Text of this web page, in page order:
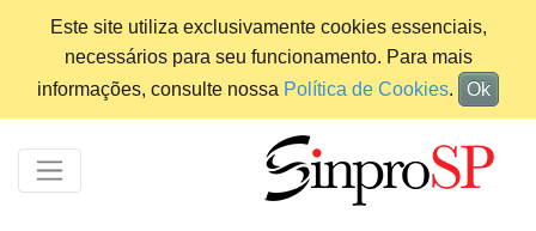
Este site utiliza exclusivamente cookies essenciais,
necessários para seu funcionamento. Para mais
informações, consulte nossa Política de Cookies. Ok